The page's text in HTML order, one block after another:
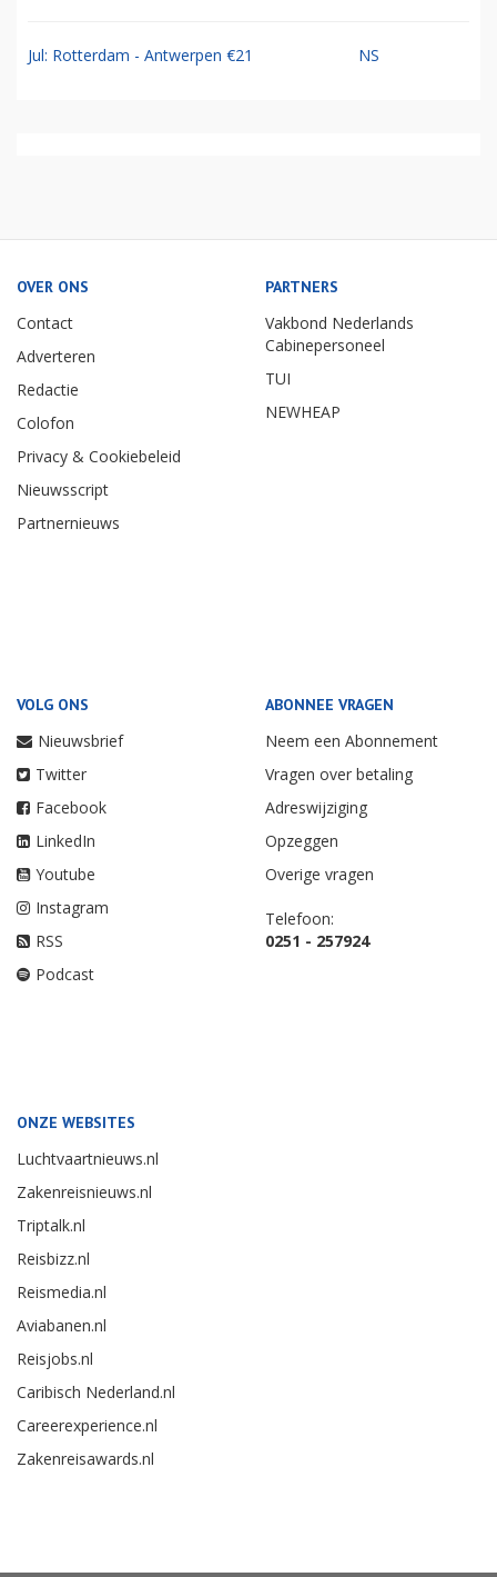
Jul: Rotterdam - Antwerpen €21 NS
OVER ONS
Contact
Adverteren
Redactie
Colofon
Privacy & Cookiebeleid
Nieuwsscript
Partnernieuws
PARTNERS
Vakbond Nederlands
Cabinepersoneel
TUI
NEWHEAP
VOLG ONS
Nieuwsbrief
Twitter
Facebook
LinkedIn
Youtube
Instagram
RSS
Podcast
ABONNEE VRAGEN
Neem een Abonnement
Vragen over betaling
Adreswijziging
Opzeggen
Overige vragen
Telefoon:
0251 - 257924
ONZE WEBSITES
Luchtvaartnieuws.nl
Zakenreisnieuws.nl
Triptalk.nl
Reisbizz.nl
Reismedia.nl
Aviabanen.nl
Reisjobs.nl
Caribisch Nederland.nl
Careerexperience.nl
Zakenreisawards.nl